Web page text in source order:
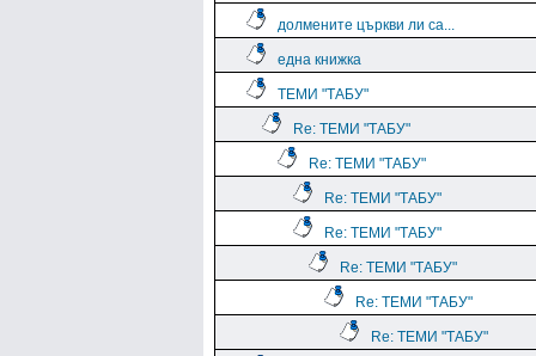
долмените църкви ли са...
една книжка
ТЕМИ "ТАБУ"
Re: ТЕМИ "ТАБУ"
Re: ТЕМИ "ТАБУ"
Re: ТЕМИ "ТАБУ"
Re: ТЕМИ "ТАБУ"
Re: ТЕМИ "ТАБУ"
Re: ТЕМИ "ТАБУ"
Re: ТЕМИ "ТАБУ"